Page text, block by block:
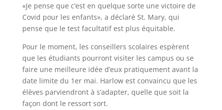
«Je pense que c’est en quelque sorte une victoire de
Covid pour les enfants», a déclaré St. Mary, qui
pense que le test facultatif est plus équitable.
Pour le moment, les conseillers scolaires espèrent
que les étudiants pourront visiter les campus ou se
faire une meilleure idée d’eux pratiquement avant la
date limite du 1er mai. Harlow est convaincu que les
élèves parviendront à s’adapter, quelle que soit la
façon dont le ressort sort.